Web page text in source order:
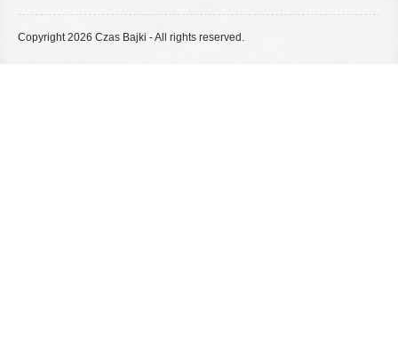
Copyright 2026 Czas Bajki - All rights reserved.